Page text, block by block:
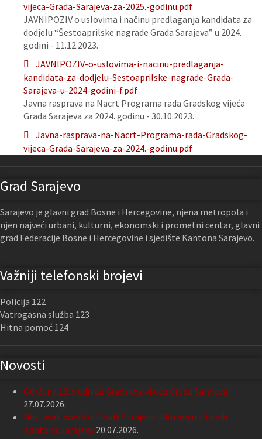
vijeca-Grada-Sarajeva-za-2025.-godinu.pdf
JAVNIPOZIV o uslovima i načinu predlaganja kandidata za
dodjelu “Šestoaprilske nagrade Grada Sarajeva” u 2024.
godini - 11.12.2023.
JAVNIPOZIV-o-uslovima-i-nacinu-predlaganja-
kandidata-za-dodjelu-Sestoaprilske-nagrade-Grada-
Sarajeva-u-2024-godini-f.pdf
Javna rasprava na Nacrt Programa rada Gradskog vijeća
Grada Sarajeva za 2024. godinu - 30.10.2023.
Javna-rasprava-na-Nacrt-Programa-rada-Gradskog-
vijeca-Grada-Sarajeva-za-2024.-godinu.pdf
Grad Sarajevo
Sarajevo je glavni grad Bosne i Hercegovine, njena metropola i
njen najveći urbani, kulturni, ekonomski i prometni centar, glavni
grad Federacije Bosne i Hercegovine i sjedište Kantona Sarajevo.
Važniji telefonski brojevi
Policija 122
Vatrogasna služba 123
Hitna pomoć 124
Novosti
Održana 13. sjednica Gradskog vijeća Grada Sarajeva
27.07.2026.
Nastavak podrške Grada Sarajeva Udruženju slijepih
Kantona Sarajevo 20.07.2026.